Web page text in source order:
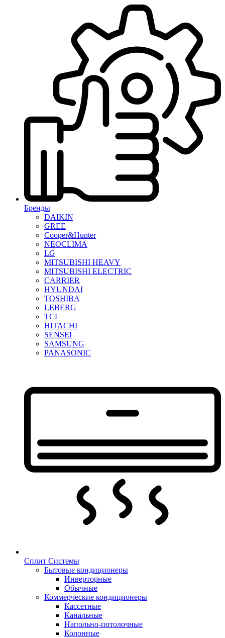
Бренды
DAIKIN
GREE
Cooper&Hunter
NEOCLIMA
LG
MITSUBISHI HEAVY
MITSUBISHI ELECTRIC
CARRIER
HYUNDAI
TOSHIBA
LEBERG
TCL
HITACHI
SENSEI
SAMSUNG
PANASONIC
Сплит Системы
Бытовые кондиционеры
Инверторные
Обычные
Коммерческие кондиционеры
Кассетные
Канальные
Напольно-потолочные
Колонные